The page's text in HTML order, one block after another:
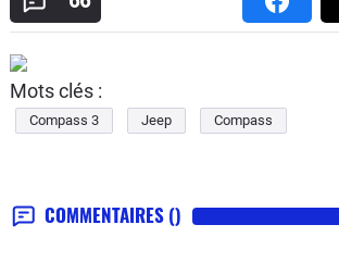
Mots clés :
Compass 3 Jeep Compass
COMMENTAIRES ()